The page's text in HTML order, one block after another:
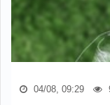
04/08, 09:29